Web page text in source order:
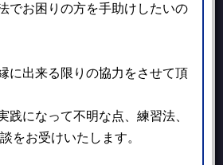
でお困りの方を手助けしたいの
に出来る限りの協力をさせて頂
践になって不明な点、練習法、
をお受けいたします。